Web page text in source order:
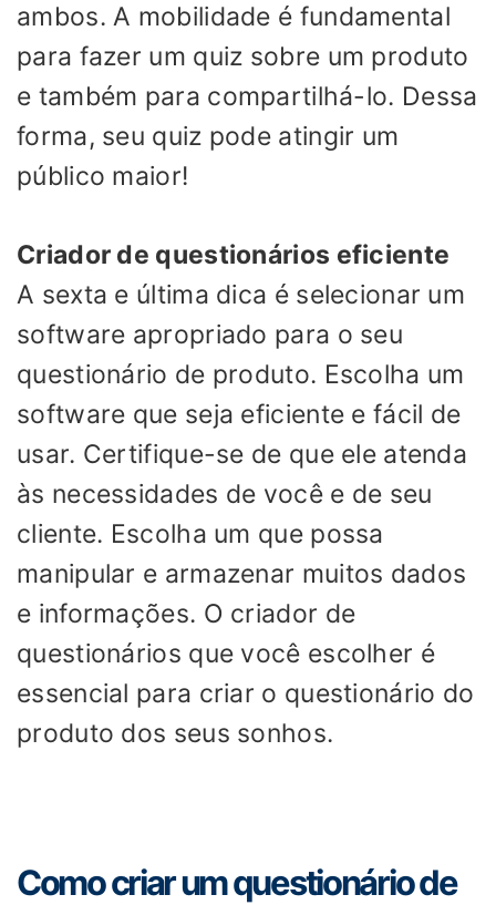
ambos. A mobilidade é fundamental
para fazer um quiz sobre um produto
e também para compartilhá-lo. Dessa
forma, seu quiz pode atingir um
público maior!
Criador de questionários eficiente
A sexta e última dica é selecionar um
software apropriado para o seu
questionário de produto. Escolha um
software que seja eficiente e fácil de
usar. Certifique-se de que ele atenda
às necessidades de você e de seu
cliente. Escolha um que possa
manipular e armazenar muitos dados
e informações. O criador de
questionários que você escolher é
essencial para criar o questionário do
produto dos seus sonhos.
Como criar um questionário de